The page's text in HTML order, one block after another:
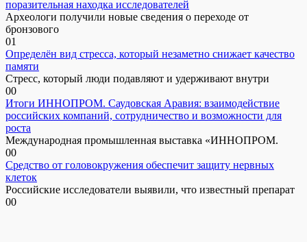
поразительная находка исследователей
Археологи получили новые сведения о переходе от
бронзового
01
Определён вид стресса, который незаметно снижает качество
памяти
Стресс, который люди подавляют и удерживают внутри
00
Итоги ИННОПРОМ. Саудовская Аравия: взаимодействие
российских компаний, сотрудничество и возможности для
роста
Международная промышленная выставка «ИННОПРОМ.
00
Средство от головокружения обеспечит защиту нервных
клеток
Российские исследователи выявили, что известный препарат
00